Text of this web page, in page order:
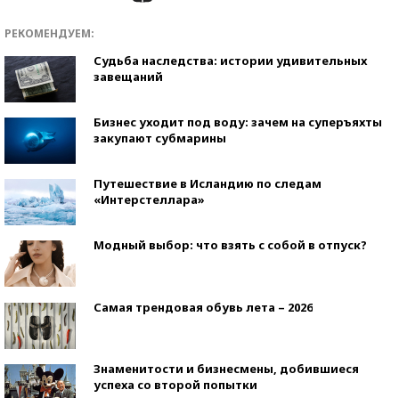
РЕКОМЕНДУЕМ:
Судьба наследства: истории удивительных
завещаний
Бизнес уходит под воду: зачем на суперъяхты
закупают субмарины
Путешествие в Исландию по следам
«Интерстеллара»
Модный выбор: что взять с собой в отпуск?
Самая трендовая обувь лета – 2026
Знаменитости и бизнесмены, добившиеся
успеха со второй попытки